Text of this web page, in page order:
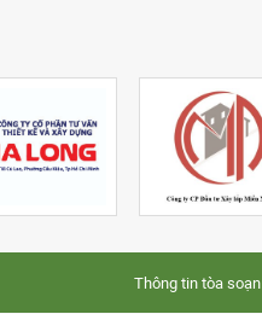
Thông tin tòa soạn